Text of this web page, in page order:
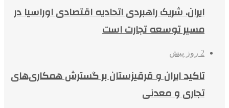
ایران، شریک راهبردی اتحادیه اقتصادی اوراسیا در
مسیر توسعه تجارت است
2 روز پیش
تاکید ایران و قرقیزستان بر گسترش همکاری‌های
تجاری و معدنی